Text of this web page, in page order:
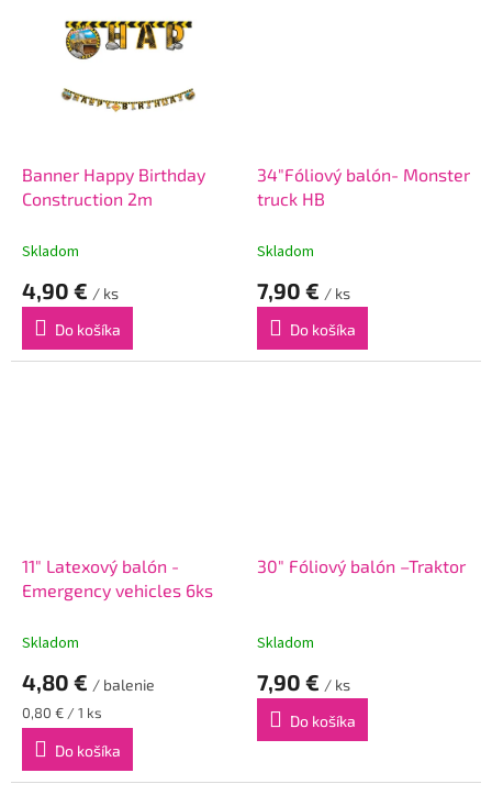
Banner Happy Birthday
Construction 2m
Skladom
4,90 € / ks
Do košíka
34"Fóliový balón- Monster
truck HB
Skladom
7,90 € / ks
Do košíka
11" Latexový balón -
Emergency vehicles 6ks
Skladom
4,80 € / balenie
Jednotková
cena:
0,80 € / 1 ks
Do košíka
30" Fóliový balón –Traktor
Skladom
7,90 € / ks
Do košíka